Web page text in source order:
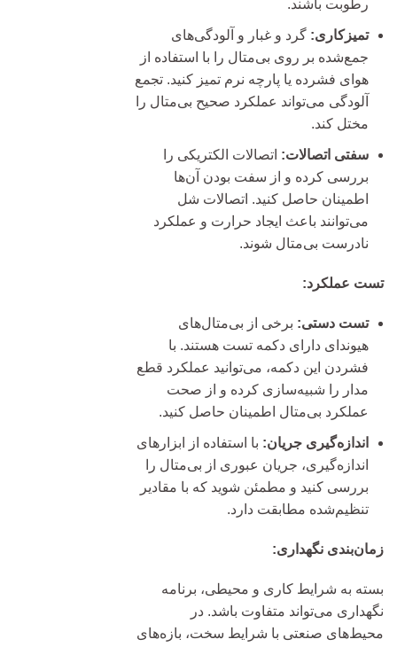
رطوبت باشند.
تمیزکاری: گرد و غبار و آلودگی‌های
جمع‌شده بر روی بی‌متال را با استفاده از
هوای فشرده یا پارچه نرم تمیز کنید. تجمع
آلودگی می‌تواند عملکرد صحیح بی‌متال را
مختل کند.
سفتی اتصالات: اتصالات الکتریکی را
بررسی کرده و از سفت بودن آن‌ها
اطمینان حاصل کنید. اتصالات شل
می‌توانند باعث ایجاد حرارت و عملکرد
نادرست بی‌متال شوند.
تست عملکرد:
تست دستی: برخی از بی‌متال‌های
هیوندای دارای دکمه تست هستند. با
فشردن این دکمه، می‌توانید عملکرد قطع
مدار را شبیه‌سازی کرده و از صحت
عملکرد بی‌متال اطمینان حاصل کنید.
اندازه‌گیری جریان: با استفاده از ابزارهای
اندازه‌گیری، جریان عبوری از بی‌متال را
بررسی کنید و مطمئن شوید که با مقادیر
تنظیم‌شده مطابقت دارد.
زمان‌بندی نگهداری:
بسته به شرایط کاری و محیطی، برنامه
نگهداری می‌تواند متفاوت باشد. در
محیط‌های صنعتی با شرایط سخت، بازه‌های